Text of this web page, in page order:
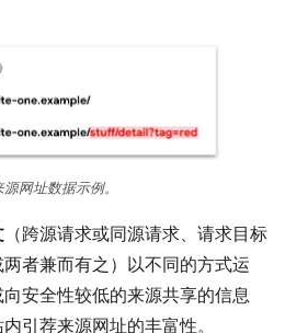
源网址数据示例。
（跨源请求或同源请求、请求目标
者兼而有之）以不同的方式运
安全性较低的来源共享的信息
引荐来源网址的丰富性。